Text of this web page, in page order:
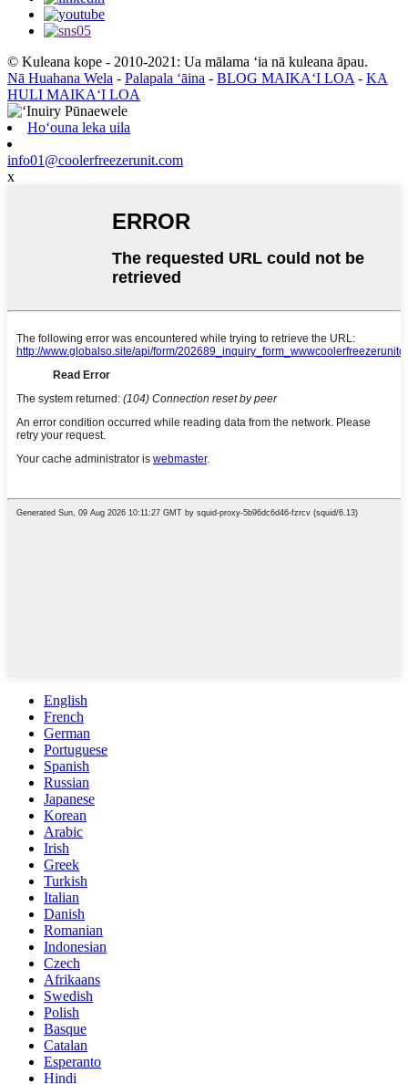
© Kuleana kope - 2010-2021: Ua mālama ʻia nā kuleana āpau.
Nā Huahana Wela - Palapala ʻāina - BLOG MAIKAʻI LOA - KA
HULI MAIKAʻI LOA
Hoʻouna leka uila
info01@coolerfreezerunit.com
x
English
French
German
Portuguese
Spanish
Russian
Japanese
Korean
Arabic
Irish
Greek
Turkish
Italian
Danish
Romanian
Indonesian
Czech
Afrikaans
Swedish
Polish
Basque
Catalan
Esperanto
Hindi